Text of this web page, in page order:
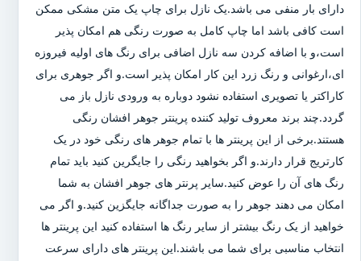
دارای بار منفی می باشد.یک نازل برای چاپ یک متن مشکی ممکن
است کافی باشد اما چاپ کامل به صورت رنگی هم امکان پذیر
است،و با اضافه کردن سه نازل اضافی برای رنگ های اولیه فیروزه
ای،ارغوانی و رنگ زرد این کار امکان پذیر است.و اگر جوهری برای
کاراکتر یا تصویری استفاده نشود دوباره به ورودی نازل باز می
گردد.چند برند معروف تولید کننده پرینتر جوهر افشان رنگی
هستند.برخی از این پرینتر ها با تمام جوهر های رنگی خود در یک
کارتریج قرار دارند.و اگر بخواهید رنگی را جایگرین کنید باید تمام
رنگ های آن را عوض کنید.سایر پرنتر های جوهر افشان به شما
امکان می دهند جوهر را به صورت جداگانه جایگزین کنید.و اگر می
خواهید از یک رنگ بیشتر از سایر رنگ ها استفاده کنید این پرینتر ها
انتخاب مناسبی برای شما می باشند.این پرینتر های دارای سرعت